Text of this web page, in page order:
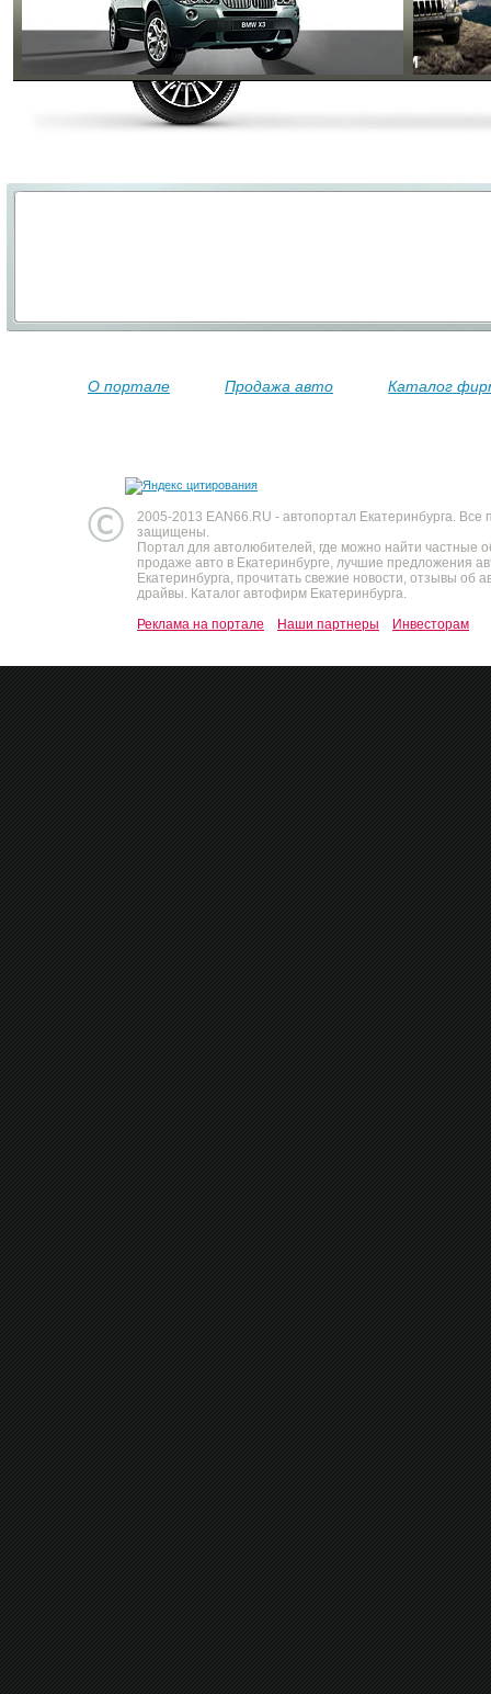
О портале Продажа авто Каталог
2005-2013 EAN66.RU - автопортал Екатеринбурга. Все
защищены.
Портал для автолюбителей, где можно найти частные
продаже авто в Екатеринбурге, лучшие предложения
Екатеринбурга, прочитать свежие новости, отзывы об
драйвы. Каталог автофирм Екатеринбурга.
Реклама на портале
Наши партнеры Инвесторам